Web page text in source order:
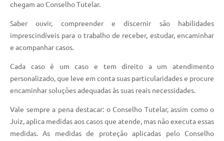
chegam ao Conselho Tutelar.
Saber ouvir, compreender e discernir são habilidades
imprescindíveis para o trabalho de receber, estudar, encaminhar
e acompanhar casos.
Cada caso é um caso e tem direito a um atendimento
personalizado, que leve em conta suas particularidades e procure
encaminhar soluções adequadas às suas reais necessidades.
Vale sempre a pena destacar: o Conselho Tutelar, assim como o
Juiz, aplica medidas aos casos que atende, mas não executa essas
medidas. As medidas de proteção aplicadas pelo Conselho